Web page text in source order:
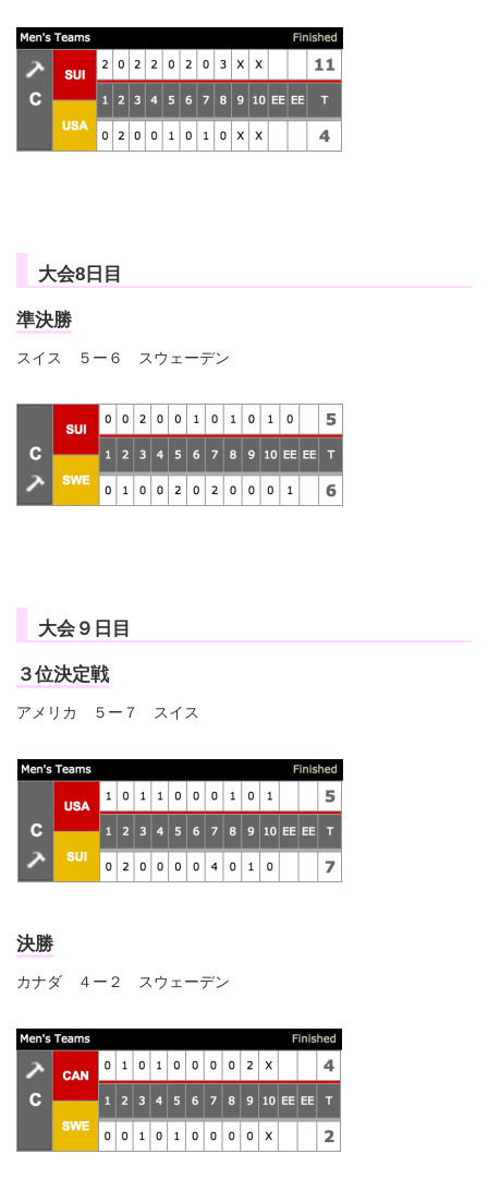
大会8日目
準決勝
スイス ５ー６ スウェーデン
大会９日目
３位決定戦
アメリカ ５ー７ スイス
決勝
カナダ ４ー２ スウェーデン